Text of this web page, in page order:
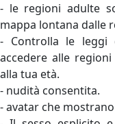
- le regioni adulte
mappa lontana dalle
- Controlla le
accedere alle
alla tua età.
- nudità consentita.
- avatar che